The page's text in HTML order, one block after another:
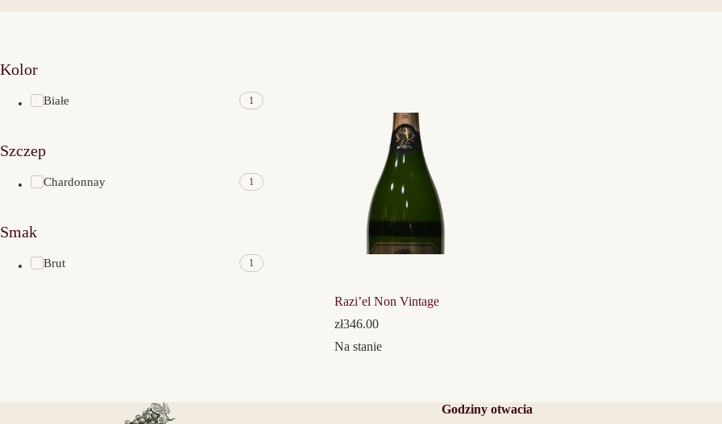
Razi’el Non Vintage
zł346.00
Na stanie
Kolor
Białe 1
Szczep
Chardonnay 1
Smak
Brut 1
Godziny otwacia